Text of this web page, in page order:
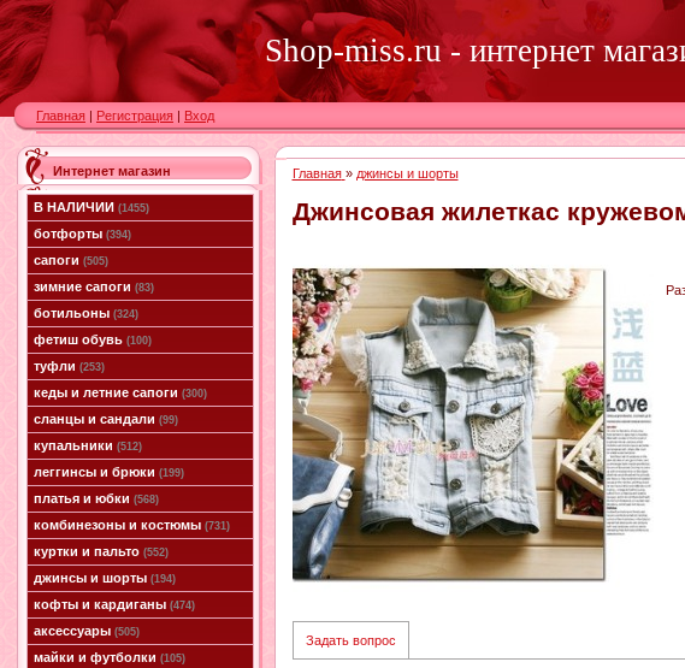
Shop-miss.ru - интернет
Главная | Регистрация | Вход
Интернет магазин
В НАЛИЧИИ(1455)
ботфорты(394)
сапоги(505)
зимние сапоги(83)
ботильоны(324)
фетиш обувь(100)
туфли(253)
кеды и летние сапоги(300)
сланцы и сандали(99)
купальники(512)
леггинсы и брюки(199)
платья и юбки(568)
комбинезоны и костюмы(731)
куртки и пальто(552)
джинсы и шорты(194)
кофты и кардиганы(474)
аксессуары(505)
майки и футболки(105)
Главная » джинсы и шорты
Джинсовая жилеткас
Задать вопрос